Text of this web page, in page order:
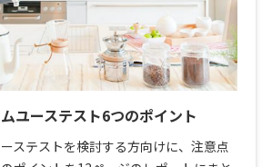
ユーステスト6つのポイント
ステストを検討する方向けに、注意点